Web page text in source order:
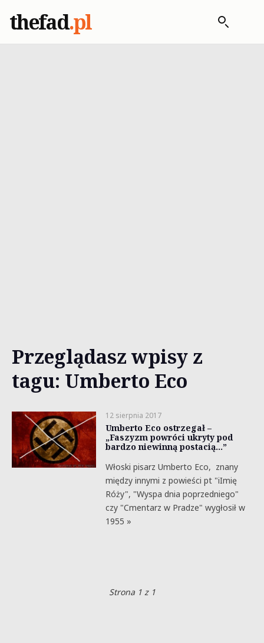
thefad.pl
Przeglądasz wpisy z
tagu: Umberto Eco
12 sierpnia 2017
Umberto Eco ostrzegał –
„Faszyzm powróci ukryty pod
bardzo niewinną postacią…”
Włoski pisarz Umberto Eco, znany
między innymi z powieści pt "iImię
Róży", "Wyspa dnia poprzedniego"
czy "Cmentarz w Pradze" wygłosił w
1955 »
Strona 1 z 1